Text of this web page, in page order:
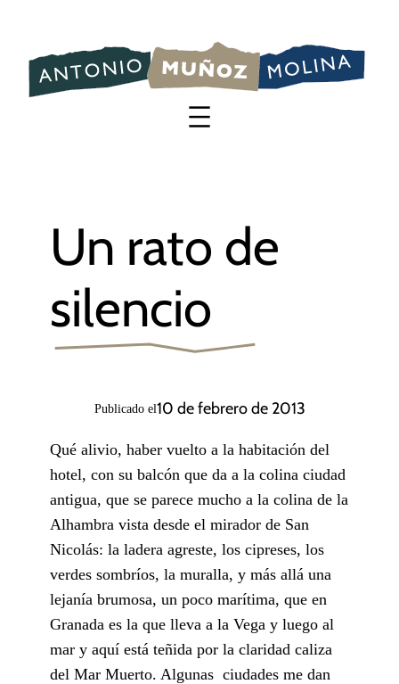
contenido
Un rato de
silencio
Publicado el10 de febrero de 2013
Qué alivio, haber vuelto a la habitación del
hotel, con su balcón que da a la colina ciudad
antigua, que se parece mucho a la colina de la
Alhambra vista desde el mirador de San
Nicolás: la ladera agreste, los cipreses, los
verdes sombríos, la muralla, y más allá una
lejanía brumosa, un poco marítima, que en
Granada es la que lleva a la Vega y luego al
mar y aquí está teñida por la claridad caliza
del Mar Muerto. Algunas ciudades me dan